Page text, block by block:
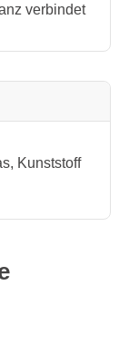
verbindet
, Kunststoff